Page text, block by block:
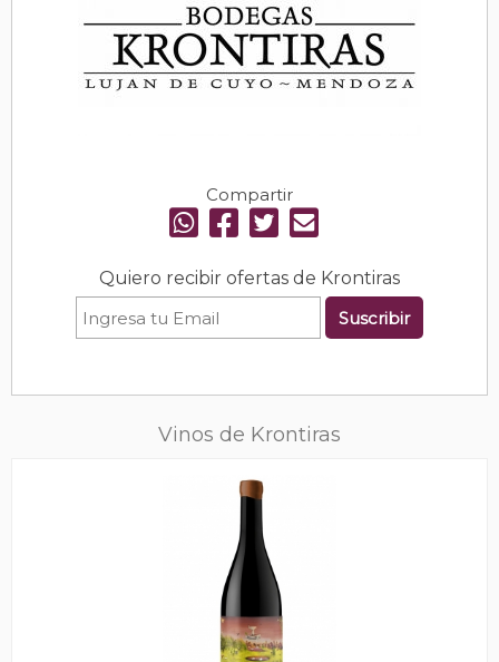
Compartir
Quiero recibir ofertas de Krontiras
Suscribir
Vinos de Krontiras